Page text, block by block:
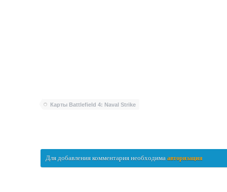
Карты Battlefield 4: Naval Strike
Для добавления комментария необходима авторизация